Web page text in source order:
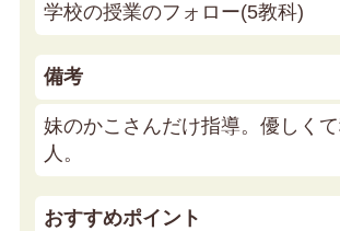
学校の授業のフォロー(5教科)
備考
妹のかこさんだけ指導。優しく
人。
おすすめポイント